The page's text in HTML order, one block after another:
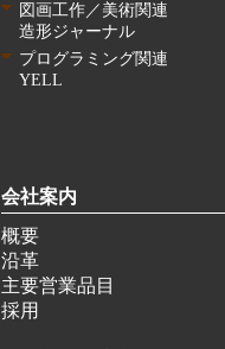
図画工作／美術関連
造形ジャーナル
プログラミング関連
YELL
会社案内
概要
沿革
主要営業品目
採用